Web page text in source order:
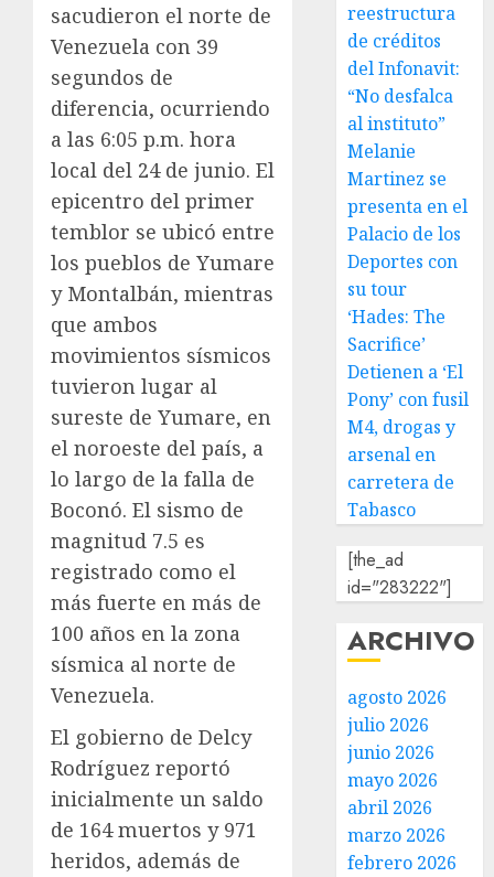
sacudieron el norte de
Venezuela con 39
segundos de
diferencia, ocurriendo
a las 6:05 p.m. hora
local del 24 de junio. El
epicentro del primer
temblor se ubicó entre
los pueblos de Yumare
y Montalbán, mientras
que ambos
movimientos sísmicos
tuvieron lugar al
sureste de Yumare, en
el noroeste del país, a
lo largo de la falla de
Boconó. El sismo de
magnitud 7.5 es
registrado como el
más fuerte en más de
100 años en la zona
sísmica al norte de
Venezuela.
El gobierno de Delcy
Rodríguez reportó
inicialmente un saldo
de 164 muertos y 971
heridos, además de
reestructura
de créditos
del Infonavit:
“No desfalca
al instituto”
Melanie
Martinez se
presenta en el
Palacio de los
Deportes con
su tour
‘Hades: The
Sacrifice’
Detienen a ‘El
Pony’ con fusil
M4, drogas y
arsenal en
carretera de
Tabasco
[the_ad
id="283222"]
ARCHIVO
agosto 2026
julio 2026
junio 2026
mayo 2026
abril 2026
marzo 2026
febrero 2026